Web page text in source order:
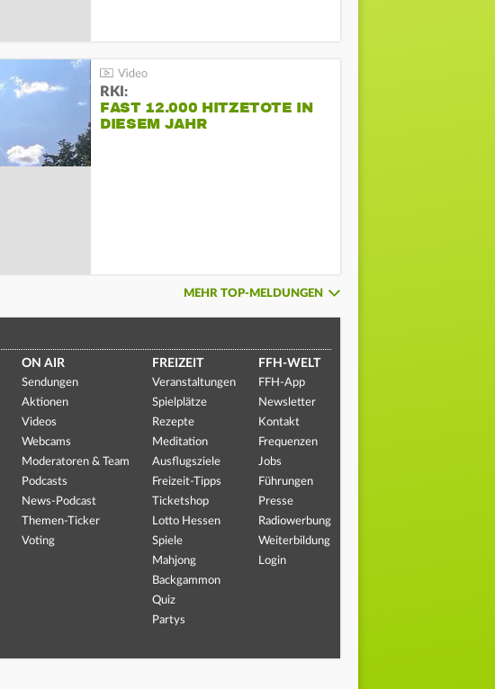
RKI:
FAST 12.000 HITZETOTE IN
DIESEM JAHR
MEHR TOP-MELDUNGEN
ON AIR
Sendungen
Aktionen
Videos
Webcams
Moderatoren & Team
Podcasts
News-Podcast
Themen-Ticker
Voting
FREIZEIT
Veranstaltungen
Spielplätze
Rezepte
Meditation
Ausflugsziele
Freizeit-Tipps
Ticketshop
Lotto Hessen
Spiele
Mahjong
Backgammon
Quiz
Partys
FFH-WELT
FFH-App
Newsletter
Kontakt
Frequenzen
Jobs
Führungen
Presse
Radiowerbung
Weiterbildung
Login